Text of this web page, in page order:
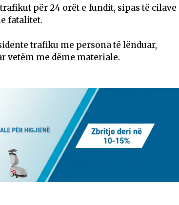
për 24 orët e fundit, sipas të cilave
fatalitet.
trafiku me persona të lënduar,
vetëm me dëme materiale.